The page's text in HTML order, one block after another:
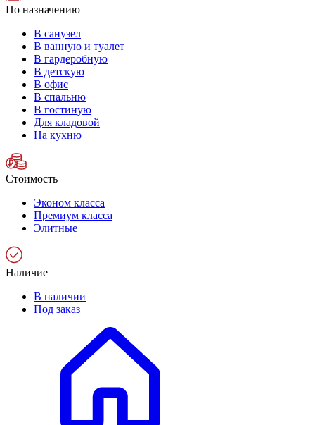
По назначению
В санузел
В ванную и туалет
В гардеробную
В детскую
В офис
В спальню
В гостиную
Для кладовой
На кухню
Стоимость
Эконом класса
Премиум класса
Элитные
Наличие
В наличии
Под заказ